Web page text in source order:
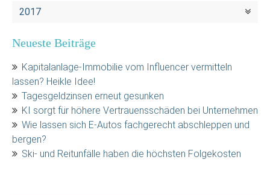
2017
Neueste Beiträge
Kapitalanlage-Immobilie vom Influencer vermitteln
lassen? Heikle Idee!
Tagesgeldzinsen erneut gesunken
KI sorgt für höhere Vertrauensschäden bei Unternehmen
Wie lassen sich E-Autos fachgerecht abschleppen und
bergen?
Ski- und Reitunfälle haben die höchsten Folgekosten